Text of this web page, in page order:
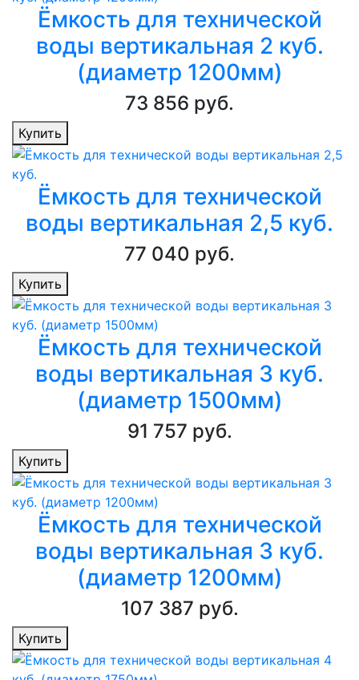
Ёмкость для технической
воды вертикальная 2 куб.
(диаметр 1200мм)
73 856 руб.
Купить
Ёмкость для технической
воды вертикальная 2,5 куб.
77 040 руб.
Купить
Ёмкость для технической
воды вертикальная 3 куб.
(диаметр 1500мм)
91 757 руб.
Купить
Ёмкость для технической
воды вертикальная 3 куб.
(диаметр 1200мм)
107 387 руб.
Купить